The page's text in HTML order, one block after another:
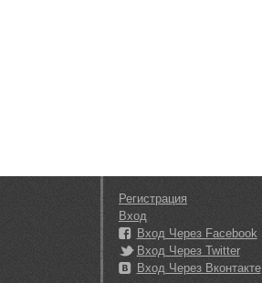
Регистрация
Вход
Вход Через Facebook
Вход Через Twitter
Вход Через Вконтакте